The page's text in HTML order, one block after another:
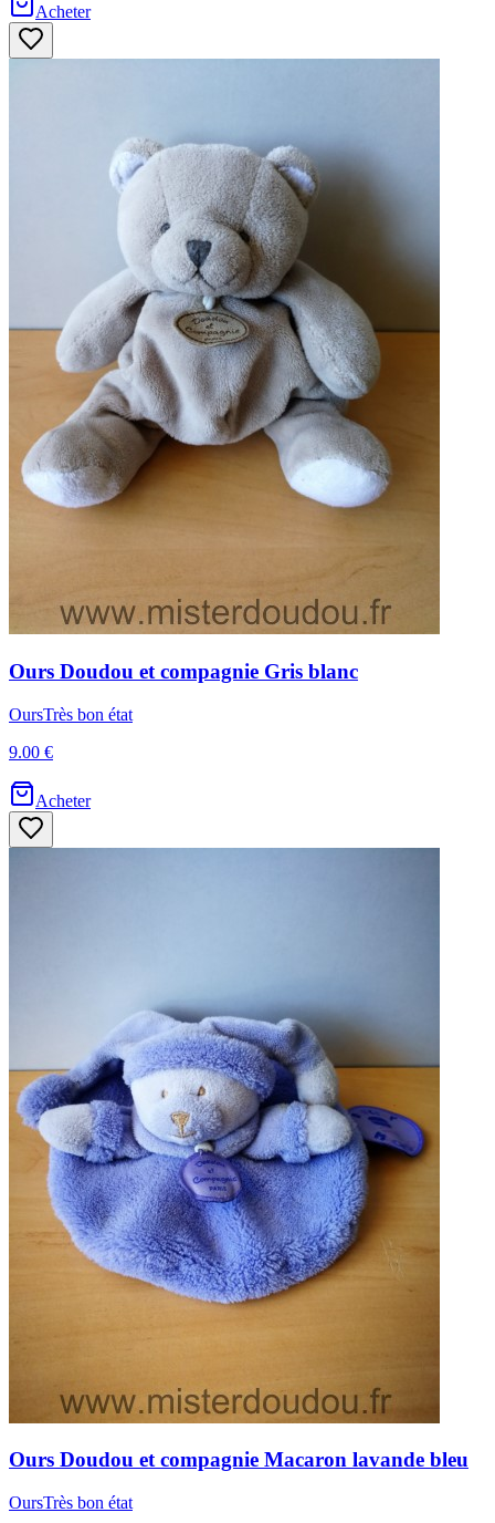
Acheter
Ours Doudou et compagnie Gris blanc
OursTrès bon état
9.00 €
Acheter
Ours Doudou et compagnie Macaron lavande bleu
OursTrès bon état